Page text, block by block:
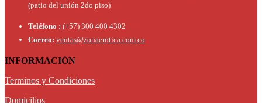
(patio del unión 2do piso)
Teléfono : (+57) 300 400 4302
Correo: ventas@zonaerotica.com.co
INFORMACIÓN
Terminos y Condiciones
Domicilios